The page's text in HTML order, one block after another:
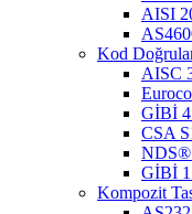
AISI
Kod
AISC
GİBİ
CSA
NDS®
GİBİ
Kompozit